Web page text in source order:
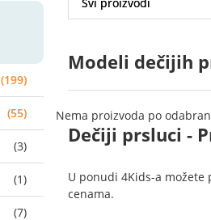
(199)
(55)
(3)
(1)
(7)
Dečiji prsluci -
U ponudi 4Kids-a
cenama.
Modeli dečijih
Nema proizvoda po